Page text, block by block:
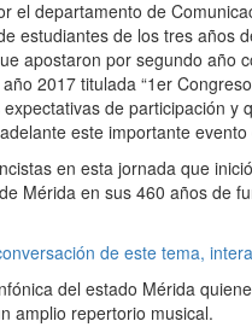
el departamento de
estudiantes de los tres años
apostaron por segundo año
2017 titulada “1er
de participación
este importante
en esta jornada que
Mérida en sus 460 años de
de este tema,
del estado Mérida
amplio repertorio musical.